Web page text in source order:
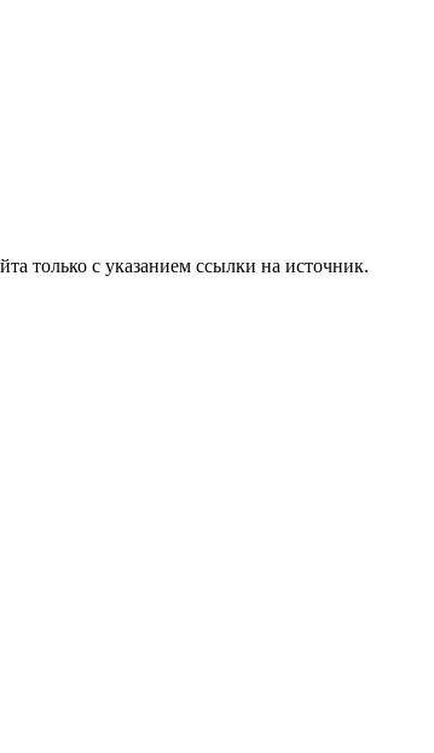
только с указанием ссылки на источник.